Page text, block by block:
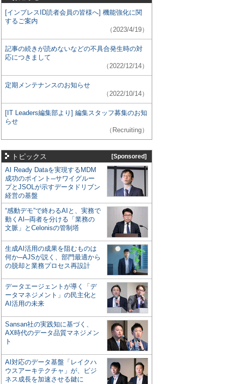
[インプレスID読者会員の皆様へ] 機能強化に関
するご案内
（2023/4/19）
記事の続きが読めないなどの不具合発生時の対
応につきまして
（2022/12/14）
定期メンテナンスのお知らせ
（2022/10/14）
[IT Leaders編集部より] 編集スタッフ募集のお知
らせ
（Recruiting）
トピックス [Sponsored]
AI Ready Dataを実現するMDM
成功のポイント─サワイグルー
プとJSOLが示すデータドリブン
経営の基盤
“感動デモ”で終わるAIと、実務で
動くAI─両者を分ける「業務の
文脈」とCelonisの管制塔
生成AI活用の成果を阻むものは
何か─AJSが説く、部門最適から
の脱却と業務プロセス再設計
データエージェントが導く「デ
ータマネジメント」の民主化と
AI活用の未来
Sansan社の実践知に基づく、
AX時代のデータ品質マネジメン
ト
AI対応のデータ基盤「レイクハ
ウスアーキテクチャ」が、ビジ
ネス成長を加速させる鍵に